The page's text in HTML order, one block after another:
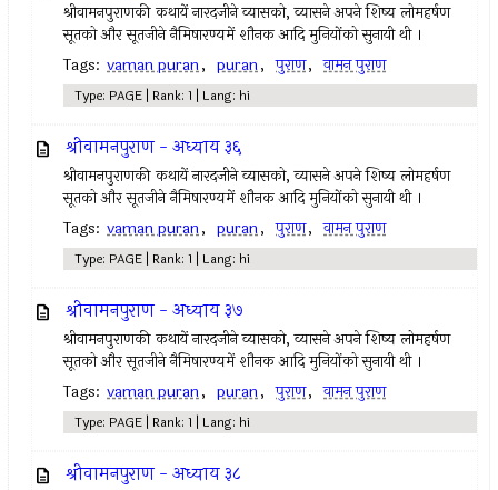
श्रीवामनपुराणकी कथायें नारदजीने व्यासको, व्यासने अपने शिष्य लोमहर्षण
सूतको और सूतजीने नैमिषारण्यमें शौनक आदि मुनियोंको सुनायी थी ।
Tags: vaman puran, puran, पुराण, वामन पुराण
Type: PAGE | Rank: 1 | Lang: hi
श्रीवामनपुराण - अध्याय ३६
श्रीवामनपुराणकी कथायें नारदजीने व्यासको, व्यासने अपने शिष्य लोमहर्षण
सूतको और सूतजीने नैमिषारण्यमें शौनक आदि मुनियोंको सुनायी थी ।
Tags: vaman puran, puran, पुराण, वामन पुराण
Type: PAGE | Rank: 1 | Lang: hi
श्रीवामनपुराण - अध्याय ३७
श्रीवामनपुराणकी कथायें नारदजीने व्यासको, व्यासने अपने शिष्य लोमहर्षण
सूतको और सूतजीने नैमिषारण्यमें शौनक आदि मुनियोंको सुनायी थी ।
Tags: vaman puran, puran, पुराण, वामन पुराण
Type: PAGE | Rank: 1 | Lang: hi
श्रीवामनपुराण - अध्याय ३८